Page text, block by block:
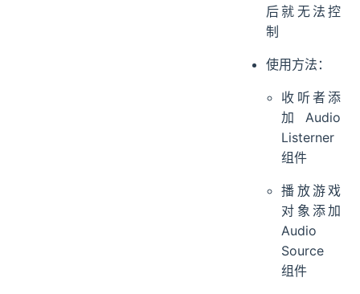
后就无法控
制
使用方法：
收听者添
加 Audio
Listerner
组件
播放游戏
对象添加
Audio
Source
组件